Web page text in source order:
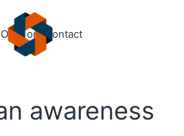
Over onsContact
awareness